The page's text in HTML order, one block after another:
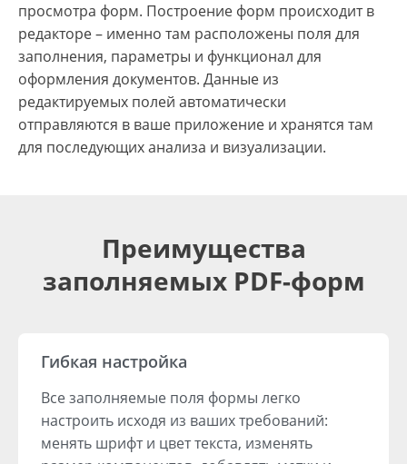
просмотра форм. Построение форм происходит в
редакторе – именно там расположены поля для
заполнения, параметры и функционал для
оформления документов. Данные из
редактируемых полей автоматически
отправляются в ваше приложение и хранятся там
для последующих анализа и визуализации.
Преимущества
заполняемых PDF-форм
Гибкая настройка
Все заполняемые поля формы легко
настроить исходя из ваших требований:
менять шрифт и цвет текста, изменять